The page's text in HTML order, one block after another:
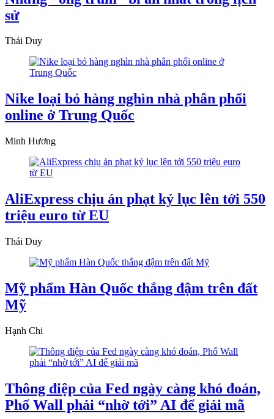
sử
Thái Duy
Nike loại bỏ hàng nghìn nhà phân phối
online ở Trung Quốc
Minh Hương
AliExpress chịu án phạt kỷ lục lên tới 550
triệu euro từ EU
Thái Duy
Mỹ phẩm Hàn Quốc thắng đậm trên đất
Mỹ
Hạnh Chi
Thông điệp của Fed ngày càng khó đoán,
Phố Wall phải “nhờ tới” AI để giải mã